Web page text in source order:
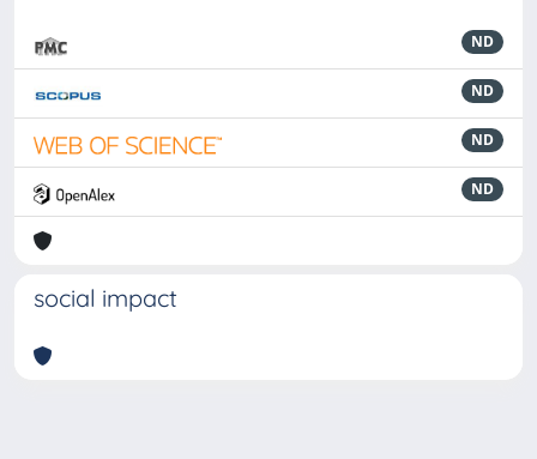
ND
ND
ND
ND
social impact